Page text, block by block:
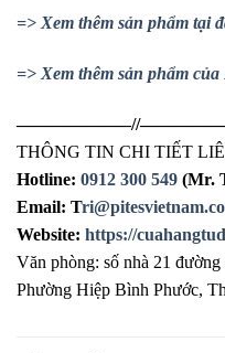
=> Xem thêm sản phẩm tại
=> Xem thêm sản phẩm của
——————–//
THÔNG TIN CHI TIẾT
Hotline: 0912 300 549 (Mr.
Email: T
Website: https://
Văn phòng: số nhà 21
Phường Hiệp Bình Phước,